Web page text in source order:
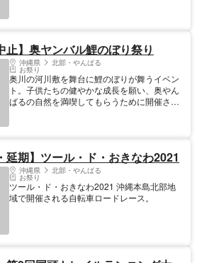
止】奥ヤンバル鯉のぼり祭り
沖縄県 北部・やんばる
お祭り
奥川の河川敷を舞台に鯉のぼりが舞うイベン
ト。子供たちの健やかな成長を願い、奥やん
ばるの自然を満喫してもらうために開催され
止のため、2021年は開催中止
延期】ツール・ド・おきなわ2021
沖縄県 北部・やんばる
お祭り
ツール・ド・おきなわ2021 沖縄本島北部地
域で開催される自転車ロードレース。